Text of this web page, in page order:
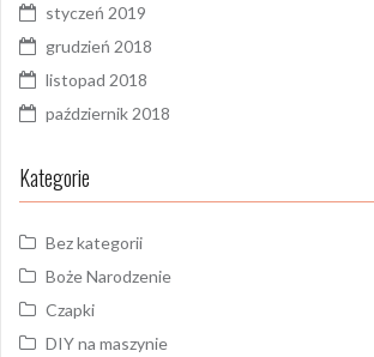
styczeń 2019
grudzień 2018
listopad 2018
październik 2018
Kategorie
Bez kategorii
Boże Narodzenie
Czapki
DIY na maszynie